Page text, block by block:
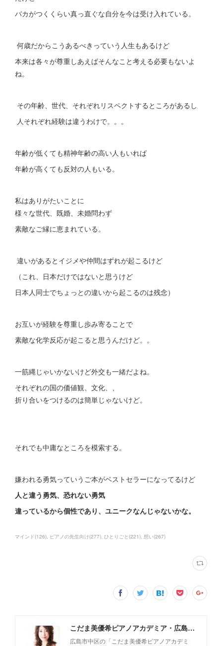
バカがつくくらい真っ直ぐな自分を今は受け入れている。
何歳だからこうあるべきっていう人生もあるけど
本来は各々が尊重しあえばそんなこと考える必要もないよ
ね。
その年齢、世代、それぞれリスペクトするところがあるし
人それぞれ経験は違うわけで。。。
年齢が低くても精神年齢の高い人もいれば
年齢が高くても反対の人もいる。
私はありがたいことに
様々な世代、既婚、未婚問わず
素敵なご縁に恵まれている。
違いがあるとイジメや仲間はずれが起こるけど
（これ、日本だけではないと思うけど
日本人同士でちょっとの違いから起こるのは残念）
お互いが経験を尊重し歩み寄ることで
素敵な化学反応が起こると思うんだけど。。
一筋縄じゃいかないけど外交も一緒だよね。
それぞれの国の価値観、文化、、
折り合いをつけるのは簡単じゃないけど。
それでも中庸なところを模索する。
嫌われる勇気っていうご本がベストセラーになってるけど
人と違う勇気、恐れない勇気
違っているから個性であり、ユニークなんじゃないかな。
マインド(126) ピアノの先生向け(277) ひとりごと (221) 想い(267)
こだま美優希ピアノアカデミア・広島市中区
広島市中区の「こだま美優希ピアノアカデミ